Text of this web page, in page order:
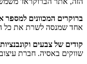
ברוקרים המכוונים למספר
אחד שמנסה לשרת את כל
קודים של צבעים וקונבנציות
שווקים באסיה. חברת